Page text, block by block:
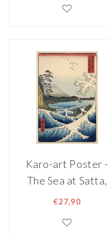
Print
Karo-art Poster -
The Sea at Satta,
1859 Utagawa
Premium kwaliteit,
€27,90